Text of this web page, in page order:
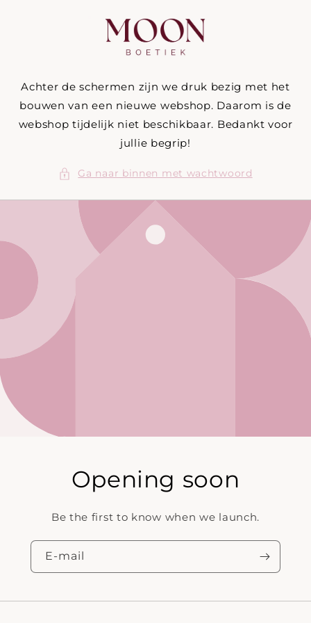
Achter de schermen zijn we druk bezig met het
bouwen van een nieuwe webshop. Daarom is de
webshop tijdelijk niet beschikbaar. Bedankt voor
jullie begrip!
Ga naar binnen met wachtwoord
Opening soon
Be the first to know when we launch.
E‑mail